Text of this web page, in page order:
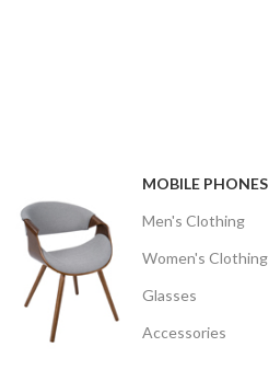
MOBILE PHONES
Men's Clothing
Women's Clothing
Glasses
Accessories